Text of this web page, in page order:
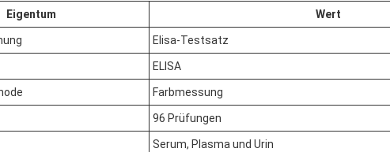
Eigentum Wert
Elisa-Testsatz
ELISA
Farbmessung
96 Prüfungen
Serum, Plasma und Urin